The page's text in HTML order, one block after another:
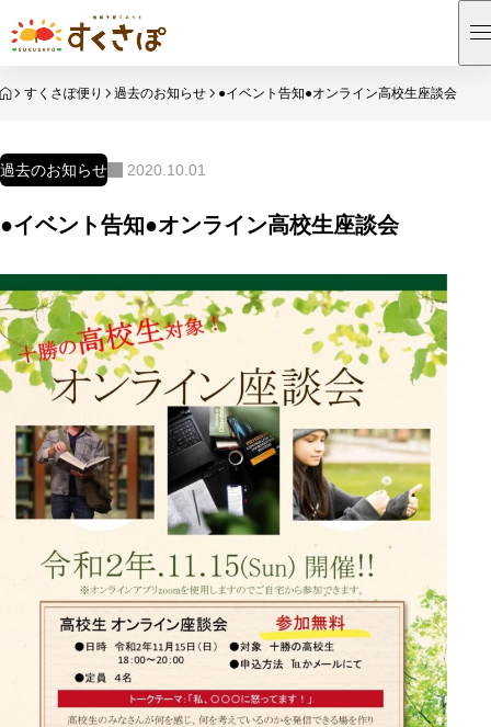
HOME
すくさぽ便り 過去のお知らせ ●イベント告知●オンライン高校生座談会
過去のお知らせ 2020.10.01
●イベント告知●オンライン高校生座談会